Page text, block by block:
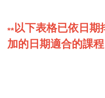
**以下表格已依日期
加的日期適合的課程